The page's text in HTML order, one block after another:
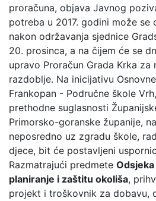
proračuna, objava Javnog
potreba u 2017. godini može se
nakon održavanja sjednice
20. prosinca, a na čijem će se
upravo Proračun Grada Krka za
razdoblje. Na inicijativu
Frankopan - Područne škole
prethodne suglasnosti
Primorsko-goranske županije,
neposredno uz zgradu škole,
djece, bit će postavljeni
Razmatrajući predmete
planiranje i zaštitu okoliša,
projekt i troškovnik za dobavu,